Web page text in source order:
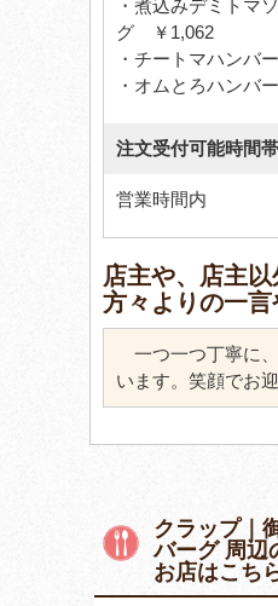
・煮込みデミトマ
グ ￥1,062
・チートマハンバ
・オムとろハンバ
注文受付可能時間帯
営業時間内
店主や、店主
方々よりの一
一つ一つ丁寧に
います。笑顔でお
クラップ｜
バーグ 周辺
お店はこち